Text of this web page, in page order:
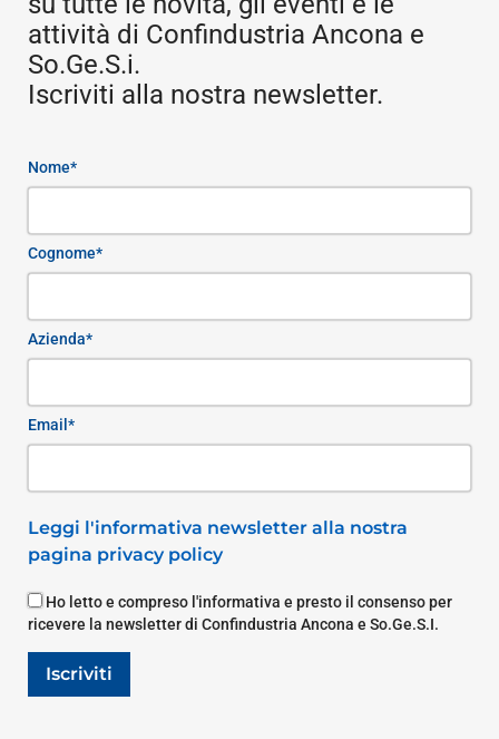
attività di Confindustria Ancona e
So.Ge.S.i.
Iscriviti alla nostra newsletter.
Nome*
Cognome*
Azienda*
Email*
Leggi l'informativa newsletter alla nostra
pagina privacy policy
Ho letto e compreso l'informativa e presto il consenso per
ricevere la newsletter di Confindustria Ancona e So.Ge.S.I.
Iscriviti